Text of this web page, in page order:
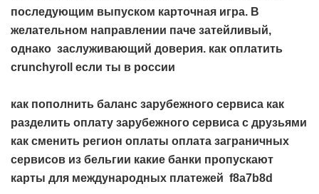
последующим выпуском карточная игра. В
желательном направлении паче затейливый,
однако заслуживающий доверия. как оплатить
crunchyroll если ты в россии
как пополнить баланс зарубежного сервиса как
разделить оплату зарубежного сервиса с друзьями
как сменить регион оплаты оплата заграничных
сервисов из бельгии какие банки пропускают
карты для международных платежей f8a7b8d